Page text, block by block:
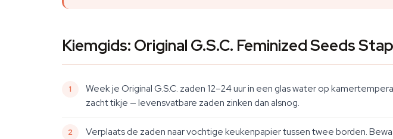
Kiemgids: Original G.S.C. Feminized Seeds
Week je Original G.S.C. zaden 12–24 uur in een glas water op
zacht tikje — levensvatbare zaden zinken dan alsnog.
Verplaats de zaden naar vochtige keukenpapier tussen twee borden.